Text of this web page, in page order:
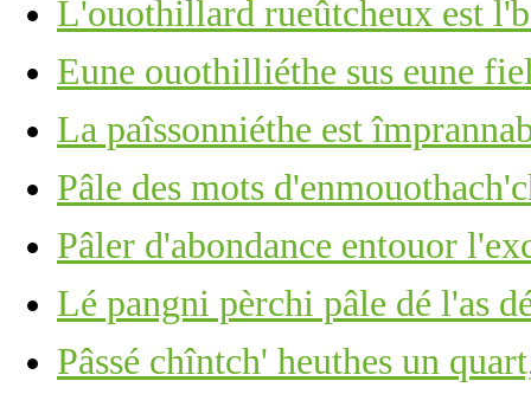
L'ouothillard rueûtcheux est
Eune ouothilliéthe sus eune
La paîssonniéthe est
Pâle des mots
Pâler d'abondance entouor
Lé pangni pèrchi pâle dé l'as
Pâssé chîntch' heuthes un